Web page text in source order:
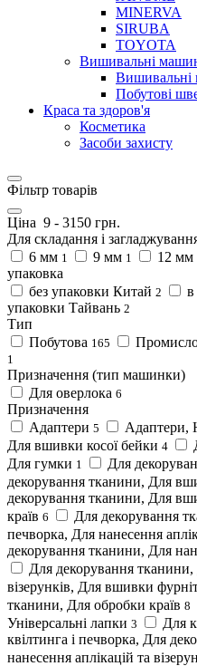
MINERVA
SIRUBA
TOYOTA
Вишивальні
Побутові
Краса та здоров'я
Косметика
Засоби захисту
Фільтр товарів
Ціна 9 - 3150 грн.
Для складання і
6 мм 1 9 мм 1 12 мм
упаковка
без упаковки Китай 2 в
упаковки Тайвань 2
Тип
Побутова 165
1
Призначення (тип машинки)
Для оверлока 6
Призначення
Адаптери 5 Адаптери,
Для вшивки косої бейки 4
Для гумки 1 Для
декорування тканини, Для
декорування тканини, Для
країв 6
Для декорування
печворка, Для нанесення
декорування тканини, Для
Для декорування тканини,
візерунків, Для вшивки
тканини, Для обробки країв 8
Універсальні лапки 3 Для
квілтинга і печворка, Для
нанесення аплікацій та